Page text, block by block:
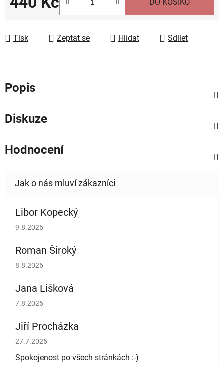
DO KOŠÍKU
Tisk Zeptat se Hlídat Sdílet
Popis
Diskuze
Hodnocení
Libor Kopecký
Hodnocení obchodu je 5 z 5 hvězdiček.
9.8.2026
Roman Široký
Hodnocení obchodu je 5 z 5 hvězdiček.
8.8.2026
Jana Lišková
Hodnocení obchodu je 5 z 5 hvězdiček.
7.8.2026
Jiří Procházka
Hodnocení obchodu je 5 z 5 hvězdiček.
27.7.2026
Spokojenost po všech stránkách :-)